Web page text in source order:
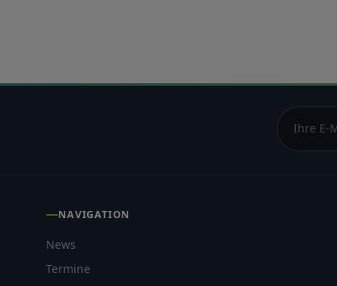
NAVIGATION
News
Termine